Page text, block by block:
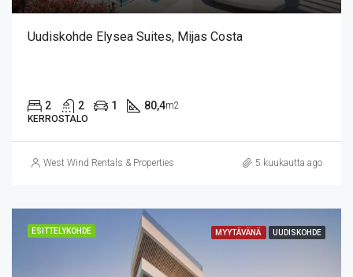
Uudiskohde Elysea Suites, Mijas Costa
2 2 1 80,4m2
KERROSTALO
West Wind Rentals & Properties 5 kuukautta ago
ESITTELYKOHDE MYYTÄVÄNÄ UUDISKOHDE